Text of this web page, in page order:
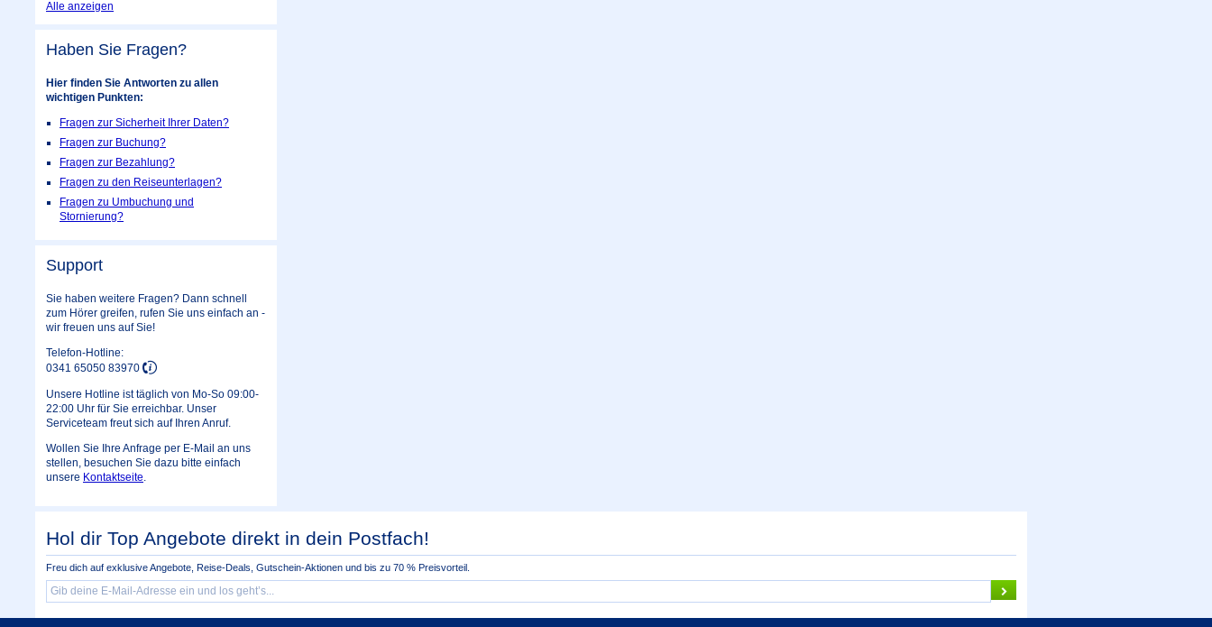
Alle anzeigen
Haben Sie Fragen?
Hier finden Sie Antworten zu allen
wichtigen Punkten:
Fragen zur Sicherheit Ihrer Daten?
Fragen zur Buchung?
Fragen zur Bezahlung?
Fragen zu den Reiseunterlagen?
Fragen zu Umbuchung und
Stornierung?
Support
Sie haben weitere Fragen? Dann schnell
zum Hörer greifen, rufen Sie uns einfach an -
wir freuen uns auf Sie!
Telefon-Hotline:
0341 65050 83970
Unsere Hotline ist täglich von Mo-So 09:00-
22:00 Uhr für Sie erreichbar. Unser
Serviceteam freut sich auf Ihren Anruf.
Wollen Sie Ihre Anfrage per E-Mail an uns
stellen, besuchen Sie dazu bitte einfach
unsere Kontaktseite
Hol dir Top Angebote direkt in dein Postfach!
Freu dich auf exklusive Angebote, Reise-Deals, Gutschein-Aktionen und bis zu 70 % Preisvorteil.